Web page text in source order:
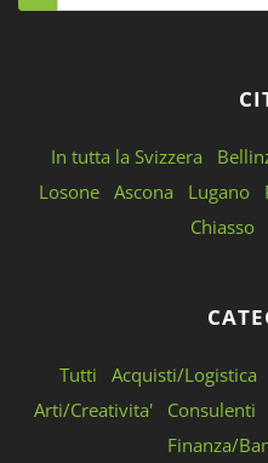
In tutta la Svizzera
Losone Ascona Lugano
Chiasso
Tutti Acquisti/Logistica
Arti/Creativita'
Consulenti
Finanza/